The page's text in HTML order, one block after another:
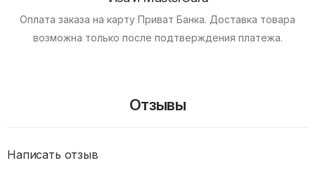
Оплата заказа на карту Приват Банка. Доставка товара
возможна только после подтверждения платежа.
Отзывы
Написать отзыв